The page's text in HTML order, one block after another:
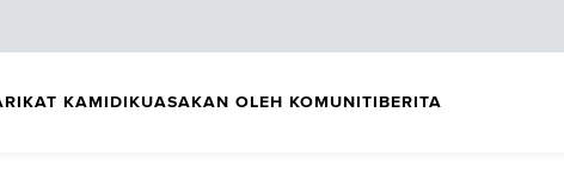
KAMIDIKUASAKAN OLEH KOMUNITIBERITA